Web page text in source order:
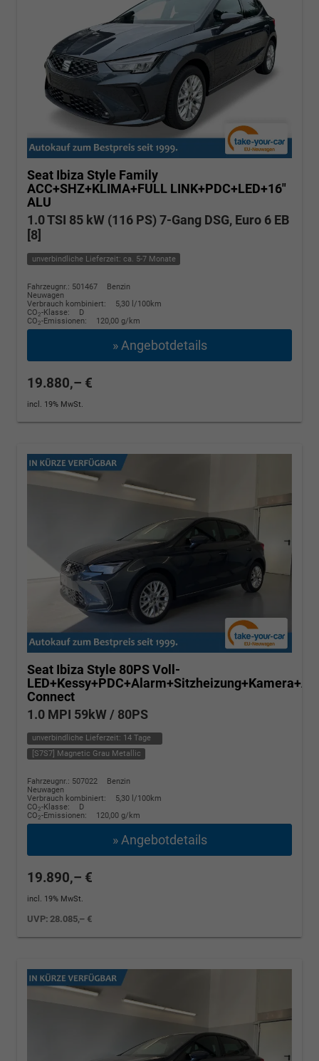
Seat Ibiza Style Family
ACC+SHZ+KLIMA+FULL LINK+PDC+LED+16"
ALU
1.0 TSI 85 kW (116 PS) 7-Gang DSG, Euro 6 EB
[8]
unverbindliche Lieferzeit: ca. 5-7 Monate
Fahrzeugnr.: 501467
Benzin
Neuwagen
Verbrauch kombiniert:
5,30 l/100km
CO2-Klasse:
D
CO2-Emissionen: 120,00 g/km
» Angebotdetails
19.880,– €
incl. 19% MwSt.
Seat Ibiza Style 80PS Voll-
Connect
1.0 MPI 59kW / 80PS
unverbindliche Lieferzeit: 14 Tage
[S7S7] Magnetic Grau Metallic
Fahrzeugnr.: 507022
Benzin
Neuwagen
Verbrauch kombiniert:
5,30 l/100km
CO2-Klasse:
D
CO2-Emissionen: 120,00 g/km
» Angebotdetails
19.890,– €
incl. 19% MwSt.
UVP:28.085,– €